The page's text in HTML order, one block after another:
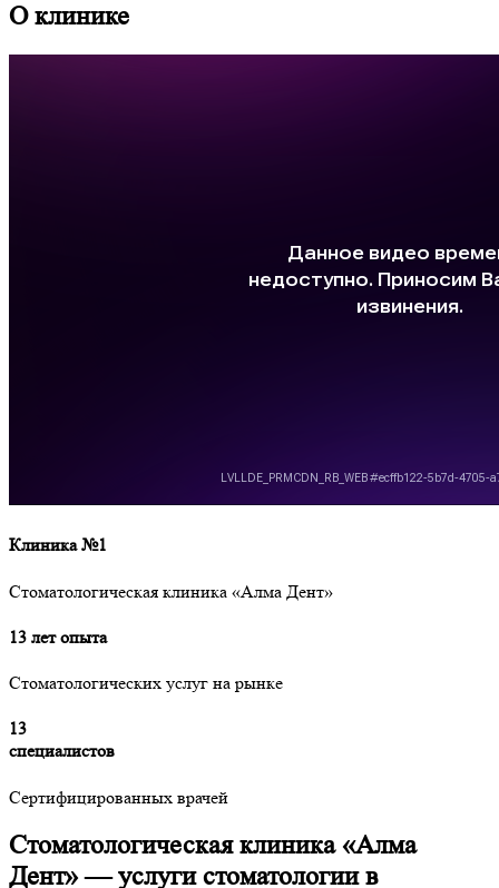
О клинике
Клиника №1
Стоматологическая клиника «Алма Дент»
13 лет опыта
Стоматологических услуг на рынке
13
специалистов
Сертифицированных врачей
Стоматологическая клиника «Алма
Дент» — услуги стоматологии в